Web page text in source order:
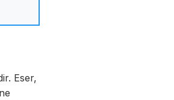
Eser,